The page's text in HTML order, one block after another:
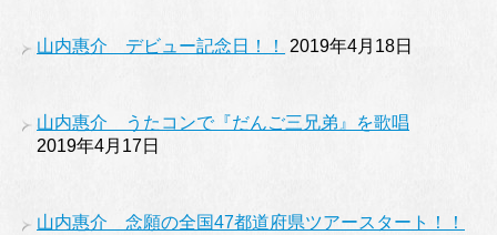
山内惠介 デビュー記念日！！ 2019年4月18日
山内惠介 うたコンで『だんご三兄弟』を歌唱
2019年4月17日
山内惠介 念願の全国47都道府県ツアースタート！！